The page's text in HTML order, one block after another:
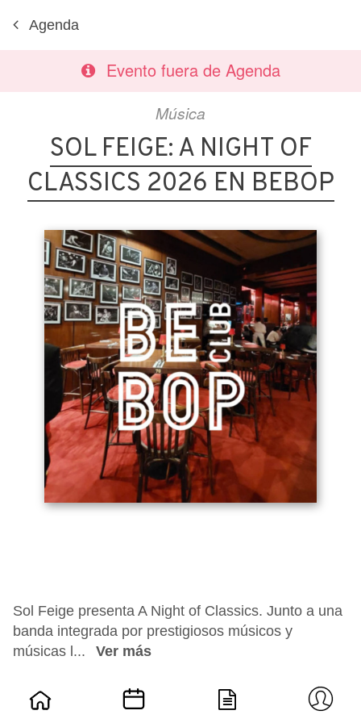
Agenda
Evento fuera de Agenda
Música
SOL FEIGE: A NIGHT OF
CLASSICS 2026 EN BEBOP
Sol Feige presenta A Night of Classics. Junto a una
banda integrada por prestigiosos músicos y
músicas l...
Ver más